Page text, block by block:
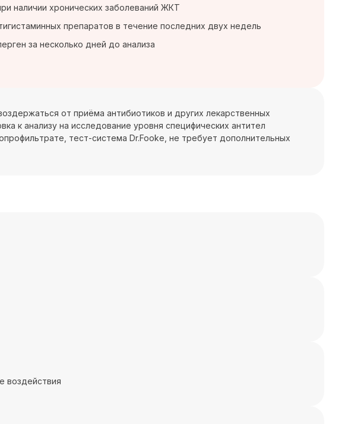
наличии хронических заболеваний ЖКТ
препаратов в течение последних двух недель
за несколько дней до анализа
от приёма антибиотиков и других лекарственных
к анализу на исследование уровня специфических антител
тест-система Dr.Fooke, не требует дополнительных
воздействия